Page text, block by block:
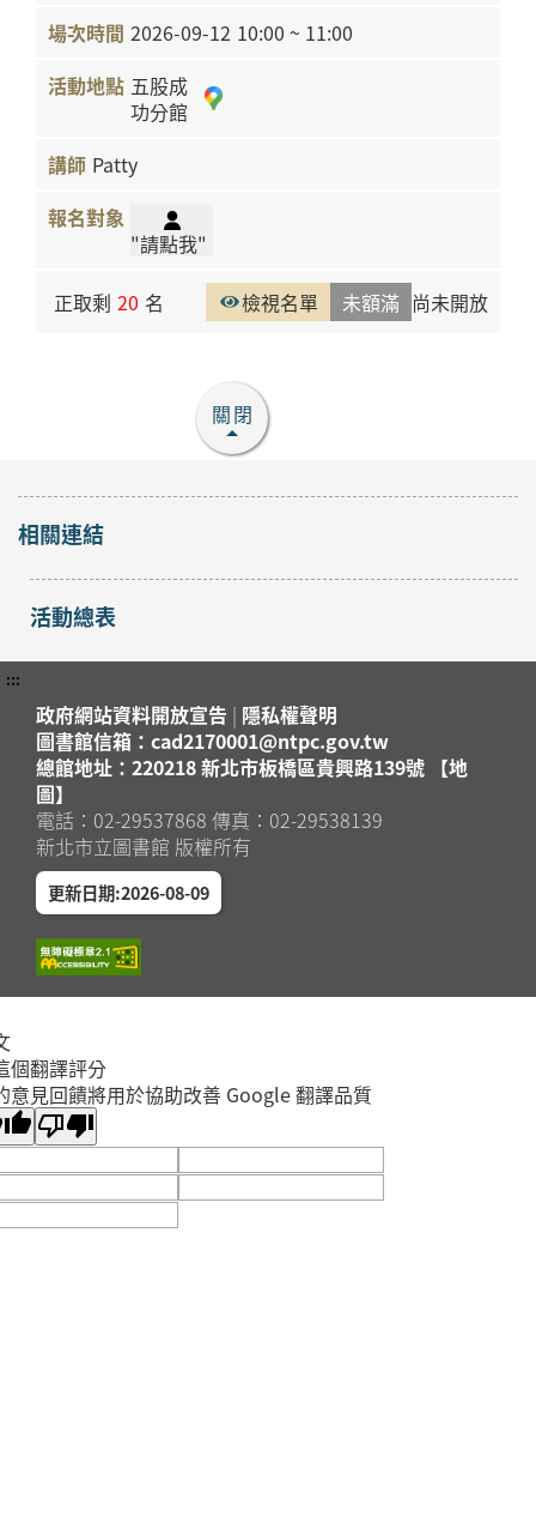
2026-09-12 10:00 ~ 11:00
五股成
功分館
Patty
"請點我"
正取剩 20 名 檢視名單 未額滿 尚未開放
關閉
相關連結
活動總表
:::
政府網站資料開放宣告 | 隱私權聲明
圖書館信箱：cad2170001@ntpc.gov.tw
總館地址：220218 新北市板橋區貴興路139號 【地
圖】
電話：02-29537868 傳真：02-29538139
新北市立圖書館 版權所有
更新日期:2026-08-09
個翻譯評分
意見回饋將用於協助改善 Google 翻譯品質